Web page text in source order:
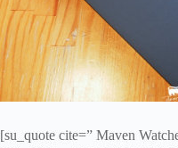
[su_quote cite=” Maven